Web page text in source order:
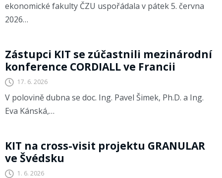
ekonomické fakulty ČZU uspořádala v pátek 5. června
2026…
CODECS
Zástupci KIT se zúčastnili mezinárodní
konference CORDIALL ve Francii
17. 6. 2026
V polovině dubna se doc. Ing. Pavel Šimek, Ph.D. a Ing.
Eva Kánská,…
GRANULAR
KIT na cross-visit projektu GRANULAR
ve Švédsku
1. 6. 2026